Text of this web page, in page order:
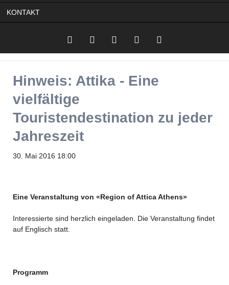
KONTAKT
TwitterLinkedIn InstagramFacebook
Feed
Hinweis: Attika - Eine
vielfältige
Touristendestination zu jeder
Jahreszeit
30. Mai 2016 18:00
Eine Veranstaltung von «Region of Attica Athens»
Interessierte sind herzlich eingeladen. Die Veranstaltung findet
auf Englisch statt.
Programm